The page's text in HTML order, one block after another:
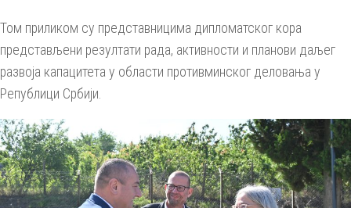
Том приликом су представницима дипломатског кора
представљени резултати рада, активности и планови даљег
развоја капацитета у области противминског деловања у
Републици Србији.